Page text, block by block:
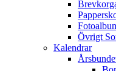
Övrigt
Kalendrar